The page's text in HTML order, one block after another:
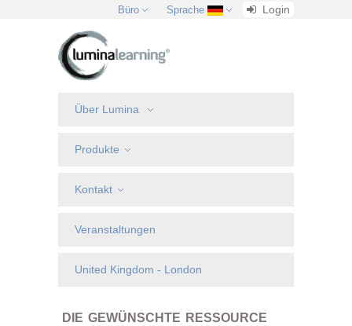
Büro Sprache Login
Über Lumina
Produkte
Kontakt
Veranstaltungen
United Kingdom - London
DIE GEWÜNSCHTE RESSOURCE